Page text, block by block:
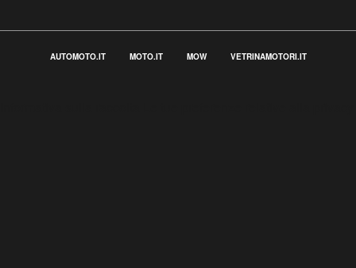
AUTOMOTO.IT MOTO.IT MOW VETRINAMOTORI.IT